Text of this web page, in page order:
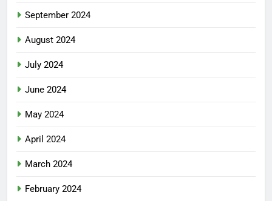
September 2024
August 2024
July 2024
June 2024
May 2024
April 2024
March 2024
February 2024